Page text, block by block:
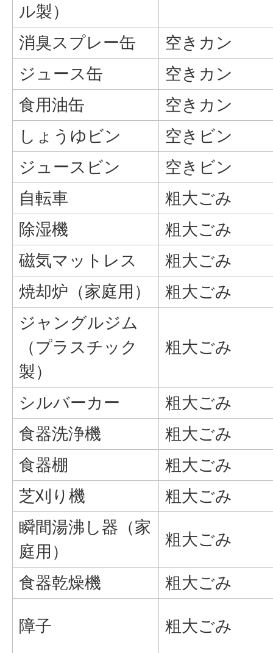
ル製）
消臭スプレー缶
空きカン
ジュース缶
空きカン
食用油缶
空きカン
しょうゆビン
空きビン
ジュースビン
空きビン
自転車
粗大ごみ
除湿機
粗大ごみ
磁気マットレス
粗大ごみ
焼却炉（家庭用）
粗大ごみ
ジャングルジム
（プラスチック
製）
粗大ごみ
シルバーカー
粗大ごみ
食器洗浄機
粗大ごみ
食器棚
粗大ごみ
芝刈り機
粗大ごみ
瞬間湯沸し器（家
庭用）
粗大ごみ
食器乾燥機 粗大ごみ
障子 粗大ごみ